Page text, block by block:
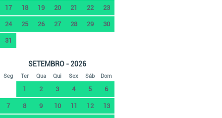
17 18 19 20 21 22 23
24 25 26 27 28 29 30
31
SETEMBRO - 2026
Seg Ter Qua Qui Sex Sáb Dom
1 2 3 4 5 6
7 8 9 10 11 12 13